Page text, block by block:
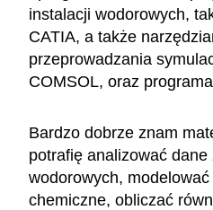
instalacji wodorowych,
CATIA, a także
przeprowadzania
COMSOL, oraz
Bardzo dobrze znam
potrafię analizować
wodorowych,
chemiczne, obliczać